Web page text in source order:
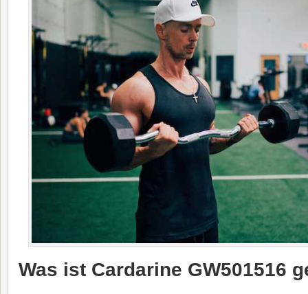
Was ist Cardarine GW501516